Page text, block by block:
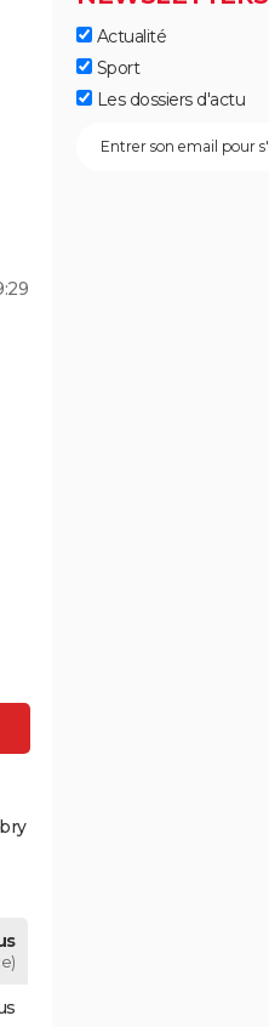
Actualité
Sport
Les dossiers d'actu